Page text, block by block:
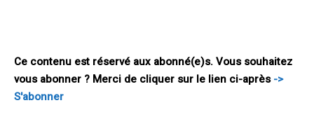
Ce contenu est réservé aux abonné(e)s. Vous souhaitez
vous abonner ? Merci de cliquer sur le lien ci-après->
S'abonner